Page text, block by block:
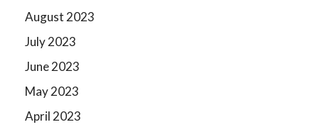
August 2023
July 2023
June 2023
May 2023
April 2023